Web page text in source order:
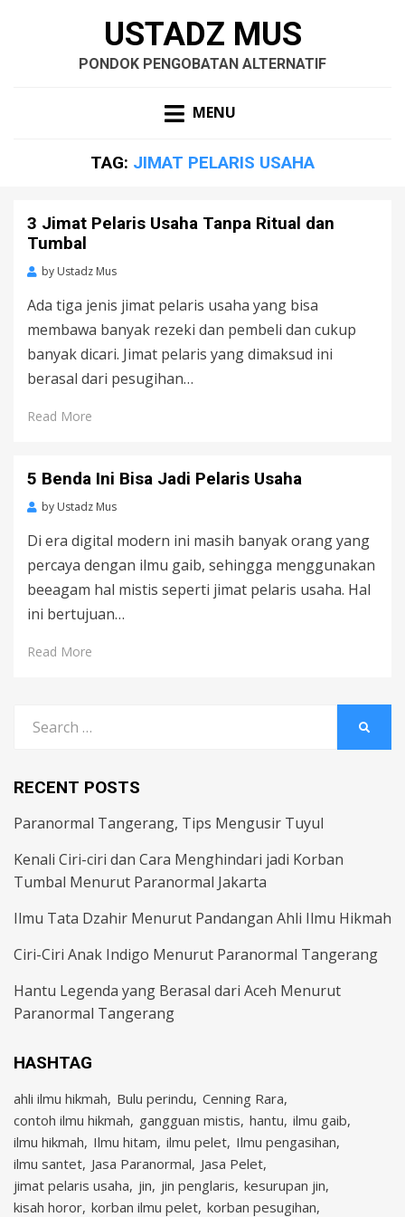
USTADZ MUS
PONDOK PENGOBATAN ALTERNATIF
MENU
TAG: JIMAT PELARIS USAHA
3 Jimat Pelaris Usaha Tanpa Ritual dan
Tumbal
by Ustadz Mus
Ada tiga jenis jimat pelaris usaha yang bisa
membawa banyak rezeki dan pembeli dan cukup
banyak dicari. Jimat pelaris yang dimaksud ini
berasal dari pesugihan…
Read More
5 Benda Ini Bisa Jadi Pelaris Usaha
by Ustadz Mus
Di era digital modern ini masih banyak orang yang
percaya dengan ilmu gaib, sehingga menggunakan
beeagam hal mistis seperti jimat pelaris usaha. Hal
ini bertujuan…
Read More
for:
RECENT POSTS
Paranormal Tangerang, Tips Mengusir Tuyul
Kenali Ciri-ciri dan Cara Menghindari jadi Korban
Tumbal Menurut Paranormal Jakarta
Ilmu Tata Dzahir Menurut Pandangan Ahli Ilmu Hikmah
Ciri-Ciri Anak Indigo Menurut Paranormal Tangerang
Hantu Legenda yang Berasal dari Aceh Menurut
Paranormal Tangerang
HASHTAG
ahli ilmu hikmah Bulu perindu Cenning Rara
contoh ilmu hikmah gangguan mistis hantu ilmu gaib
ilmu hikmah Ilmu hitam ilmu pelet Ilmu pengasihan
ilmu santet Jasa Paranormal Jasa Pelet
jimat pelaris usaha jin jin penglaris kesurupan jin
kisah horor korban ilmu pelet korban pesugihan